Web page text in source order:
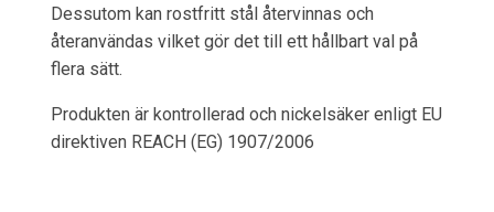
Dessutom kan rostfritt stål återvinnas och
återanvändas vilket gör det till ett hållbart val på
flera sätt.
Produkten är kontrollerad och nickelsäker enligt EU
direktiven REACH (EG) 1907/2006